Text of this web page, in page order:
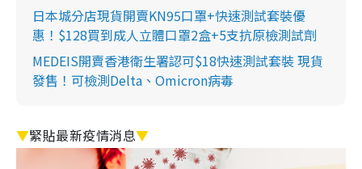
日本城分店現貨開賣KN95口罩+快速測試套裝優
惠！$128買到成人立體口罩2盒+5支抗原檢測試劑
MEDEIS開賣香港衛生署認可$18快速測試套裝 現貨
發售！可檢測Delta、Omicron病毒
▼緊貼最新疫情消息▼